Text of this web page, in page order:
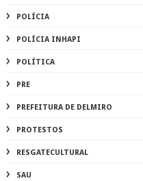
POLÍCIA
POLÍCIA INHAPI
POLÍTICA
PRE
PREFEITURA DE DELMIRO
PROTESTOS
RESGATECULTURAL
SAU